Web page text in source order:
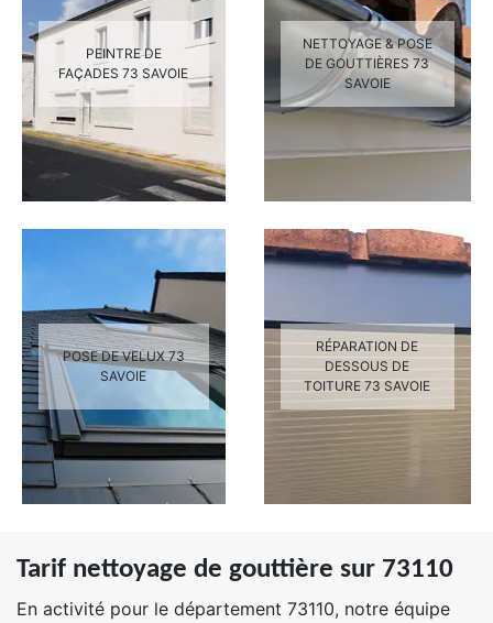
PEINTRE DE
FAÇADES 73 SAVOIE
NETTOYAGE & POSE
DE GOUTTIÈRES 73
SAVOIE
POSE DE VELUX 73
SAVOIE
RÉPARATION DE
DESSOUS DE
TOITURE 73 SAVOIE
Tarif nettoyage de gouttière sur 73110
En activité pour le département 73110, notre équipe